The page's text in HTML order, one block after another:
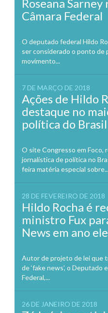
Roseana
Câmara Federal
O deputado federal Hildo
ser considerado o ponto de
movimento...
7 DE MARÇO DE 2018
Ações de Hildo
destaque no
política do Brasil
O site Congresso em Foco,
jornalística de política no
feira matéria especial
28 DE FEVEREIRO DE 2018
Hildo Rocha é
ministro Fux
News em ano
Autor de projeto de lei que
de ‘fake news’, o Deputado
Federal,...
26 DE JANEIRO DE 2018